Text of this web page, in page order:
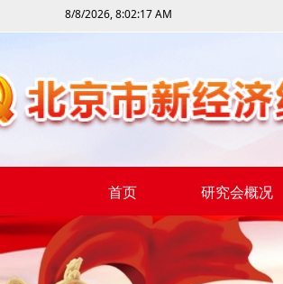
首页 研究会概况
8/8/2026, 8:02:17 AM